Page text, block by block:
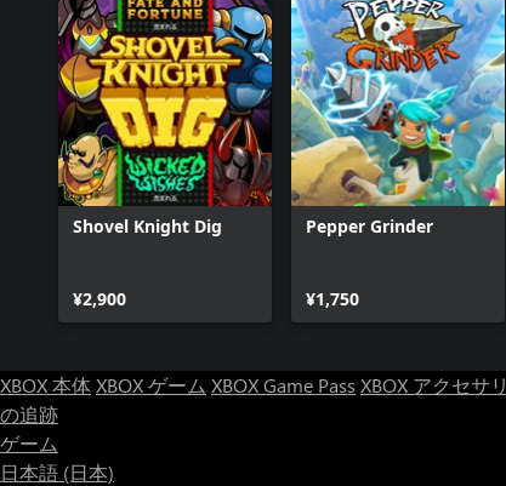
Shovel Knight Dig
¥2,900
Pepper Grinder
¥1,750
XBOX 本体XBOX ゲーム XBOX Game Pass XBOX アクセサリ
の追跡
ゲーム
日本語 (日本)